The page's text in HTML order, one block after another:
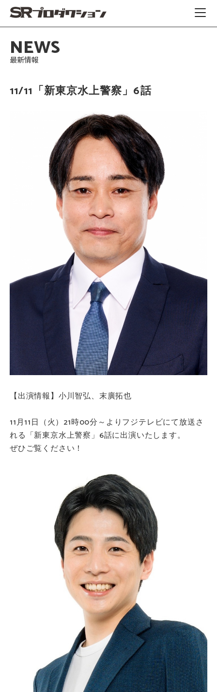
NEWS
最新情報
11/11「新東京水上警察」6話
【出演情報】小川智弘、末廣拓也
11月11日（火）21時00分～よりフジテレビにて放送さ
れる「新東京水上警察」6話に出演いたします。
ぜひご覧ください！